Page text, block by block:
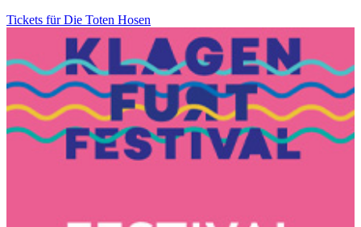
Tickets für Die Toten Hosen